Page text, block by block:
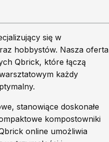
się w
hobbystów. Nasza oferta
Qbrick, które łączą
każdy
stanowiące doskonałe
kompostowniki
online umożliwia